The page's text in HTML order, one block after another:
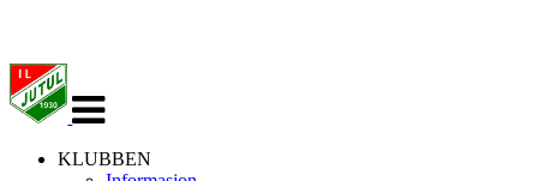
navigasjon
KLUBBEN